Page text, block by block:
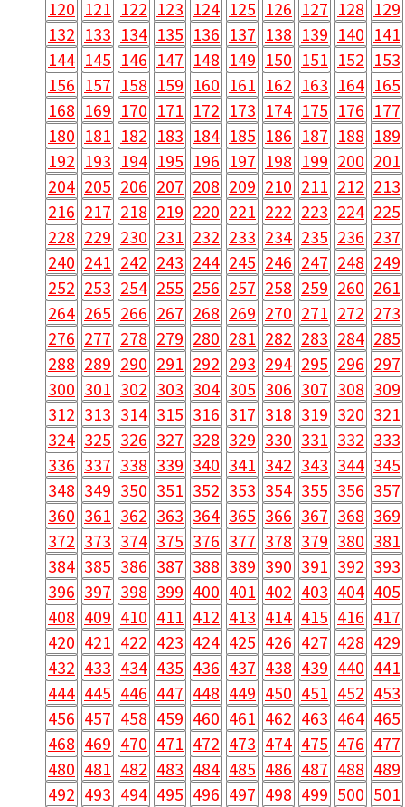
120 121 122 123 124 125 126 127 128 129
132 133 134 135 136 137 138 139 140 141
144 145 146 147 148 149 150 151 152 153
156 157 158 159 160 161 162 163 164 165
168 169 170 171 172 173 174 175 176 177
180 181 182 183 184 185 186 187 188 189
192 193 194 195 196 197 198 199 200 201
204 205 206 207 208 209 210 211 212 213
216 217 218 219 220 221 222 223 224 225
228 229 230 231 232 233 234 235 236 237
240 241 242 243 244 245 246 247 248 249
252 253 254 255 256 257 258 259 260 261
264 265 266 267 268 269 270 271 272 273
276 277 278 279 280 281 282 283 284 285
288 289 290 291 292 293 294 295 296 297
300 301 302 303 304 305 306 307 308 309
312 313 314 315 316 317 318 319 320 321
324 325 326 327 328 329 330 331 332 333
336 337 338 339 340 341 342 343 344 345
348 349 350 351 352 353 354 355 356 357
360 361 362 363 364 365 366 367 368 369
372 373 374 375 376 377 378 379 380 381
384 385 386 387 388 389 390 391 392 393
396 397 398 399 400 401 402 403 404 405
408 409 410 411 412 413 414 415 416 417
420 421 422 423 424 425 426 427 428 429
432 433 434 435 436 437 438 439 440 441
444 445 446 447 448 449 450 451 452 453
456 457 458 459 460 461 462 463 464 465
468 469 470 471 472 473 474 475 476 477
480 481 482 483 484 485 486 487 488 489
492 493 494 495 496 497 498 499 500 501